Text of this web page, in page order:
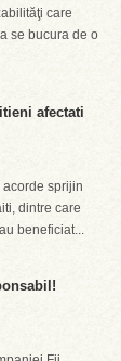
care
se bucura de o
afectati
sprijin
dintre care
beneficiat...